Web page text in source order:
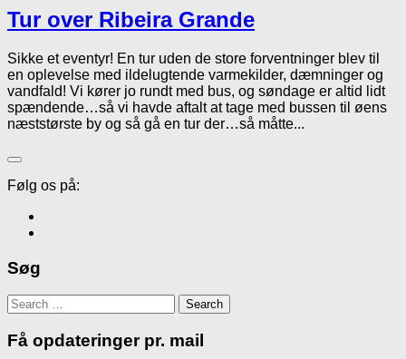
Tur over Ribeira Grande
Sikke et eventyr! En tur uden de store forventninger blev til
en oplevelse med ildelugtende varmekilder, dæmninger og
vandfald! Vi kører jo rundt med bus, og søndage er altid lidt
spændende…så vi havde aftalt at tage med bussen til øens
næststørste by og så gå en tur der…så måtte...
Følg os på:
Søg
Search
for:
Få opdateringer pr. mail